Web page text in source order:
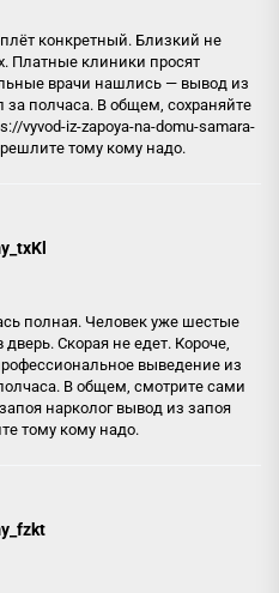
конкретный. Близкий не
Платные клиники просят
врачи нашлись — вывод из
полчаса. В общем, сохраняйте
vyvod-iz-zapoya-na-domu-samara-
тому кому надо.
полная. Человек уже шестые
Скорая не едет. Короче,
выведение из
В общем, смотрите сами
нарколог вывод из запоя
тому кому надо.